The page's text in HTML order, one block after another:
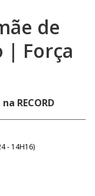
de
| Força
RECORD
- 14H16)